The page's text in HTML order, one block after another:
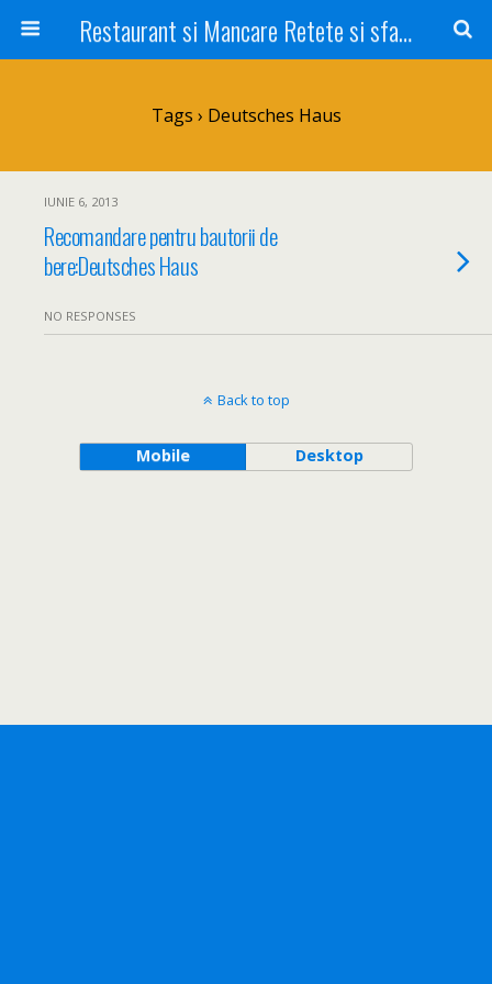
Restaurant si Mancare Retete si sfaturi Picant bun si rapid
Tags › Deutsches Haus
IUNIE 6, 2013
Recomandare pentru bautorii de
bere:Deutsches Haus
NO RESPONSES
Back to top
Mobile Desktop